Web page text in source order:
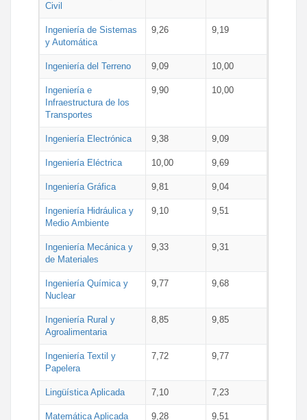
Civil
Ingeniería de Sistemas
y Automática
9,26 9,19
Ingeniería del Terreno 9,09 10,00
Ingeniería e
Infraestructura de los
Transportes
9,90 10,00
Ingeniería Electrónica 9,38 9,09
Ingeniería Eléctrica 10,00 9,69
Ingeniería Gráfica 9,81 9,04
Ingeniería Hidráulica y
Medio Ambiente
9,10 9,51
Ingeniería Mecánica y
de Materiales
9,33 9,31
Ingeniería Química y
Nuclear
9,77 9,68
Ingeniería Rural y
Agroalimentaria
8,85 9,85
Ingeniería Textil y
Papelera
7,72 9,77
Lingüística Aplicada 7,10 7,23
Matemática Aplicada 9,28 9,51